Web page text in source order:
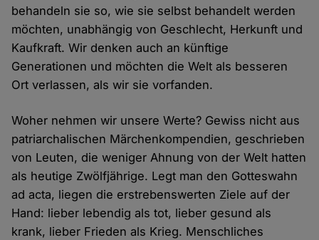
behandeln sie so, wie sie selbst behandelt werden
möchten, unabhängig von Geschlecht, Herkunft und
Kaufkraft. Wir denken auch an künftige
Generationen und möchten die Welt als besseren
Ort verlassen, als wir sie vorfanden.
Woher nehmen wir unsere Werte? Gewiss nicht aus
patriarchalischen Märchenkompendien, geschrieben
von Leuten, die weniger Ahnung von der Welt hatten
als heutige Zwölfjährige. Legt man den Gotteswahn
ad acta, liegen die erstrebenswerten Ziele auf der
Hand: lieber lebendig als tot, lieber gesund als
krank, lieber Frieden als Krieg. Menschliches